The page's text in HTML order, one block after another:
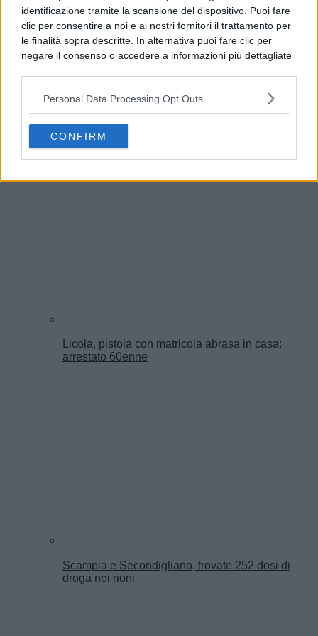
identificazione tramite la scansione del dispositivo. Puoi fare
clic per consentire a noi e ai nostri fornitori il trattamento per
le finalità sopra descritte. In alternativa puoi fare clic per
negare il consenso o accedere a informazioni più dettagliate
possono non richiedere il tuo consenso, ma hai il diritto di
opporti a tale trattamento. Le tue preferenze si
preferenze in qualsiasi momento ritornando su questo sito o
consultando la nostrainformativa sulla riservatezza.
Personal Data Processing Opt Outs
CONFIRM
Incidente su Via Ripuaria a Qualiano: auto contro
il guardrail, nessun ferito
Licola, pistola con matricola abrasa in casa:
arrestato 60enne
Scampia e Secondigliano, trovate 252 dosi di
droga nei rioni